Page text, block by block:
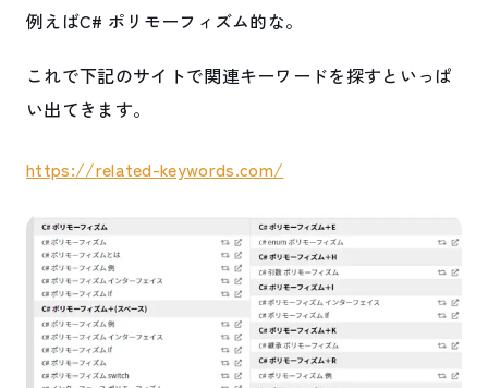
例えばC# ポリモーフィズム的な。
これで下記のサイトで関連キーワードを探すといっぱ
い出てきます。
https://related-keywords.com/